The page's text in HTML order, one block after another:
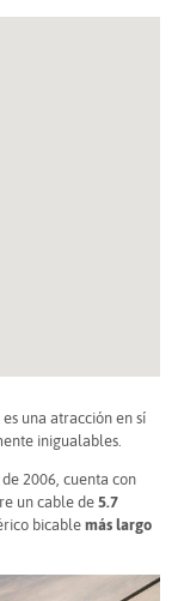
una atracción en sí
inigualables.
2006, cuenta con
un cable de 5.7
bicable más largo